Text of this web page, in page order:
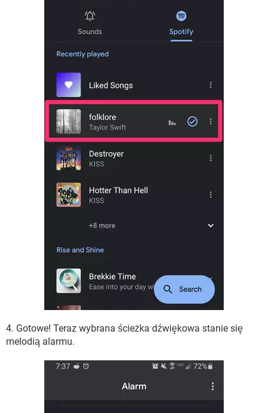
4. Gotowe! Teraz wybrana ścieżka dźwiękowa stanie się
melodią alarmu.